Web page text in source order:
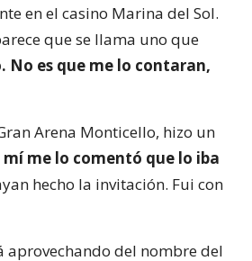
en el casino Marina del Sol.
que se llama uno que
No es que me lo contaran,
Arena Monticello, hizo un
me lo comentó que lo iba
hecho la invitación. Fui con
aprovechando del nombre del